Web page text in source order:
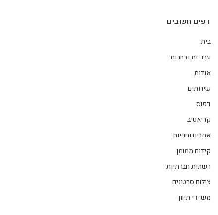
דפים חשובים
בית
עבודות נבחרות
אודות
שירותים
דפוס
קריאטיב
אתרים וחנויות
קידום ממומן
רשתות חברתיות
צילום סרטונים
משרדי תיווך